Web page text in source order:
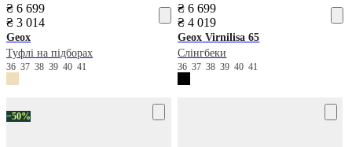
₴ 6 699
₴ 3 014
Geox
Туфлі на підборах
36 37 38 39 40 41
₴ 6 699
₴ 4 019
Geox Virnilisa 65
Слінгбеки
363738394041
−50%